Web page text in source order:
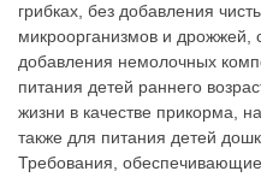
грибках, без добавления
микроорганизмов и дрожжей,
добавления немолочных
питания детей раннего
жизни в качестве прикорма,
также для питания детей
Требования, обеспечивающие